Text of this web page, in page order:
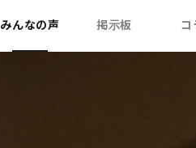
みんなの声 掲示板 コ